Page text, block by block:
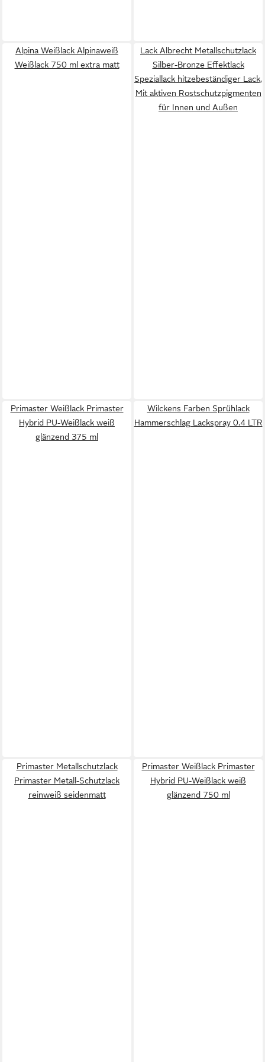
Alpina Weißlack Alpinaweiß
Weißlack 750 ml extra matt
Lack Albrecht Metallschutzlack
Silber-Bronze Effektlack
Speziallack hitzebeständiger Lack,
Mit aktiven Rostschutzpigmenten
für Innen und Außen
Primaster Weißlack Primaster
Hybrid PU-Weißlack weiß
glänzend 375 ml
Wilckens Farben Sprühlack
Hammerschlag Lackspray 0.4 LTR
Primaster Metallschutzlack
Primaster Metall-Schutzlack
reinweiß seidenmatt
Primaster Weißlack Primaster
Hybrid PU-Weißlack weiß
glänzend 750 ml